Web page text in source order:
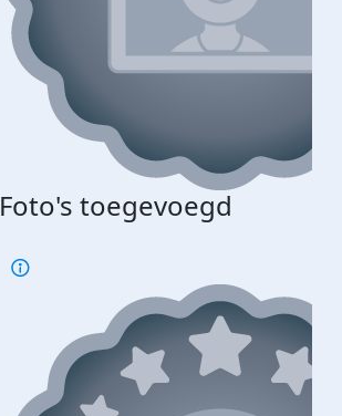
Foto's toegevoegd